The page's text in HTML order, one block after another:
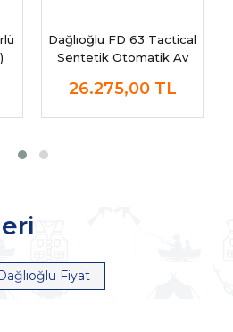
Dağlıoğlu FD 63 Tactical
Sentetik Otomatik Av
26.275,00 TL
Dağlıoğlu Fiyat